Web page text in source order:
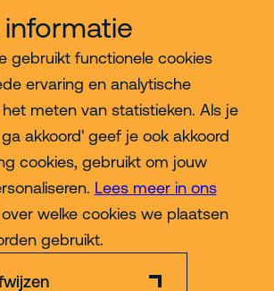
gebruikt functionele cookies
ervaring en analytische
meten van statistieken. Als je
ga akkoord' geef je ook akkoord
cookies, gebruikt om jouw
Lees meer in ons
over welke cookies we plaatsen
gebruikt.